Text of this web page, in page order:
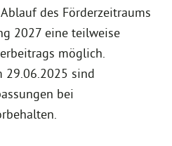
des Förderzeitraums
2027 eine teilweise
möglich.
29.06.2025 sind
bei